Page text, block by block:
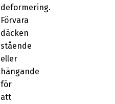
deformering.
Förvara
däcken
stående
eller
hängande
för
att